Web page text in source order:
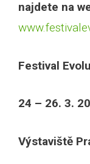
najdete na
Festival
24 – 26. 3.
Výstaviště